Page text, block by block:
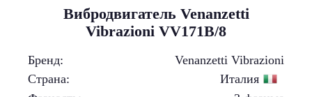
Вибродвигатель Venanzetti
Vibrazioni VV171B/8
Бренд:
Venanzetti Vibrazioni
Страна:
Италия